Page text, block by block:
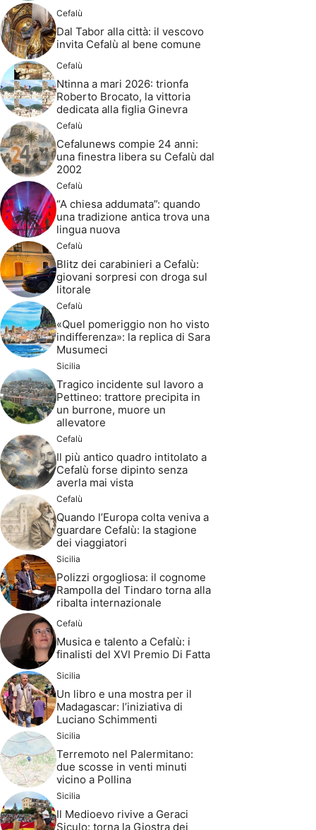
Cefalù
Dal Tabor alla città: il vescovo
invita Cefalù al bene comune
Cefalù
Ntinna a mari 2026: trionfa
Roberto Brocato, la vittoria
dedicata alla figlia Ginevra
Cefalù
Cefalunews compie 24 anni:
una finestra libera su Cefalù dal
2002
Cefalù
“A chiesa addumata”: quando
una tradizione antica trova una
lingua nuova
Cefalù
Blitz dei carabinieri a Cefalù:
giovani sorpresi con droga sul
litorale
Cefalù
«Quel pomeriggio non ho visto
indifferenza»: la replica di Sara
Musumeci
Sicilia
Tragico incidente sul lavoro a
Pettineo: trattore precipita in
un burrone, muore un
allevatore
Cefalù
Il più antico quadro intitolato a
Cefalù forse dipinto senza
averla mai vista
Cefalù
Quando l’Europa colta veniva a
guardare Cefalù: la stagione
dei viaggiatori
Sicilia
Polizzi orgogliosa: il cognome
Rampolla del Tindaro torna alla
ribalta internazionale
Cefalù
Musica e talento a Cefalù: i
finalisti del XVI Premio Di Fatta
Sicilia
Un libro e una mostra per il
Madagascar: l’iniziativa di
Luciano Schimmenti
Sicilia
Terremoto nel Palermitano:
due scosse in venti minuti
vicino a Pollina
Sicilia
Il Medioevo rivive a Geraci
Siculo: torna la Giostra dei